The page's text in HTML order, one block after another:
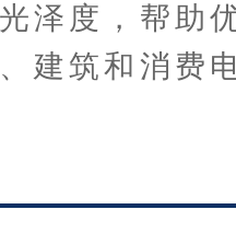
泽度，帮助
建筑和消费